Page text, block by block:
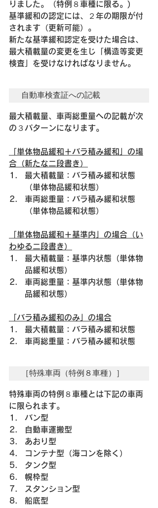
りました。（特例８車種に限る。)
基準緩和の認定には、２年の期限が付
されます（更新可能）。
新たな基準緩和認定を受けた場合は、
最大積載量の変更を生じ「構造等変更
検査」を受けなければなりません。
自動車検査証への記載
最大積載量、車両総重量への記載が次
の３パターンになります。
「単体物品緩和＋バラ積み緩和」の場
合（新たな二段書き）
最大積載量：バラ積み緩和状態
（単体物品緩和状態）
車両総重量：バラ積み緩和状態
（単体物品緩和状態）
「単体物品緩和＋基準内」の場合（い
わゆる二段書き）
最大積載量：基準内状態（単体物
品緩和状態）
車両総重量：基準内状態（単体物
品緩和状態）
「バラ積み緩和のみ」の場合
最大積載量：バラ積み緩和状態
車両総重量：バラ積み緩和状態
［特殊車両（特例８車種）］
特殊車両の特例８車種とは下記の車両
に限られます。
バン型
自動車運搬型
あおり型
コンテナ型（海コンを除く）
タンク型
幌枠型
スタンション型
船底型